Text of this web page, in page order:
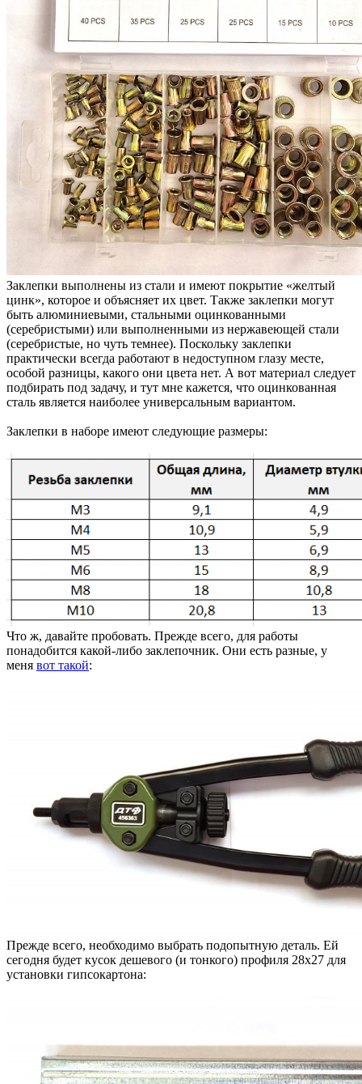
Заклепки выполнены из стали и имеют покрытие «желтый
цинк», которое и объясняет их цвет. Также заклепки могут
быть алюминиевыми, стальными оцинкованными
(серебристыми) или выполненными из нержавеющей стали
(серебристые, но чуть темнее). Поскольку заклепки
практически всегда работают в недоступном глазу месте,
особой разницы, какого они цвета нет. А вот материал следует
подбирать под задачу, и тут мне кажется, что оцинкованная
сталь является наиболее универсальным вариантом.
Заклепки в наборе имеют следующие размеры:
Что ж, давайте пробовать. Прежде всего, для работы
понадобится какой-либо заклепочник. Они есть разные, у
меня вот такой:
Прежде всего, необходимо выбрать подопытную деталь. Ей
сегодня будет кусок дешевого (и тонкого) профиля 28х27 для
установки гипсокартона: